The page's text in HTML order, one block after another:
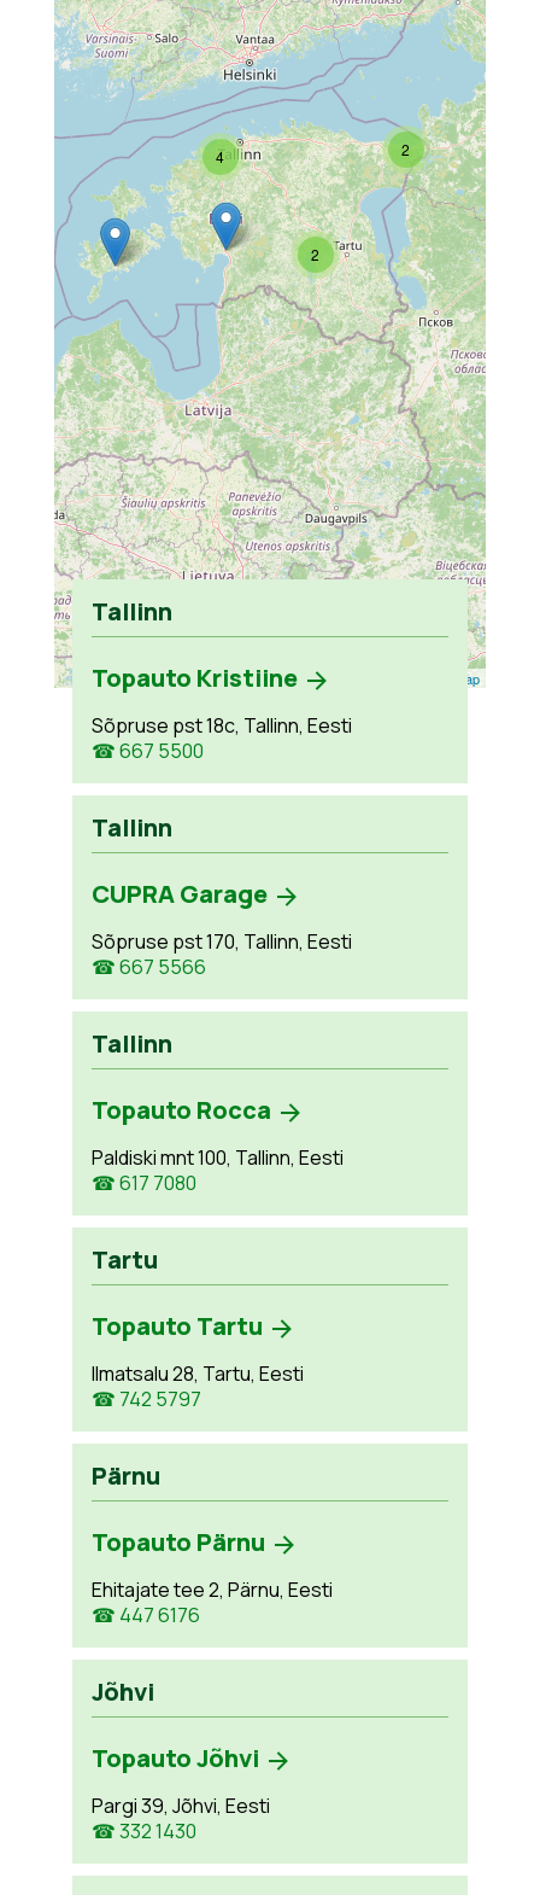
2
2
4
Leaflet OpenStreetMap
Tallinn
Topauto Kristiine
Sõpruse pst 18c, Tallinn, Eesti
☎ 667 5500
Tallinn
CUPRA Garage
Sõpruse pst 170, Tallinn, Eesti
☎ 667 5566
Tallinn
Topauto Rocca
Paldiski mnt 100, Tallinn, Eesti
☎ 617 7080
Tartu
Topauto Tartu
Ilmatsalu 28, Tartu, Eesti
☎ 742 5797
Pärnu
Topauto Pärnu
Ehitajate tee 2, Pärnu, Eesti
☎ 447 6176
Jõhvi
Topauto Jõhvi
Pargi 39, Jõhvi, Eesti
☎ 332 1430